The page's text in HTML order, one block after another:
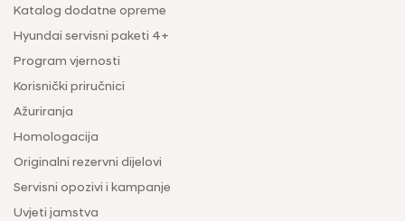
Katalog dodatne opreme
Hyundai servisni paketi 4+
Program vjernosti
Korisnički priručnici
Ažuriranja
Homologacija
Originalni rezervni dijelovi
Servisni opozivi i kampanje
Uvjeti jamstva